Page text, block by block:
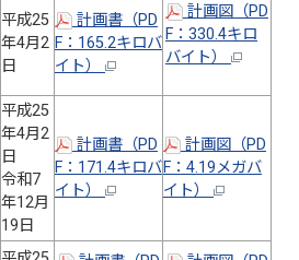
平成25
年4月2
日
計画書（PD
F：165.2キロバ
イト）
計画図（PD
F：330.4キロ
バイト）
平成25
年4月2
日
令和7
年12月
19日
計画書（PD
F：171.4キロバ
イト）
計画図（PD
F：4.19メガバ
イト）